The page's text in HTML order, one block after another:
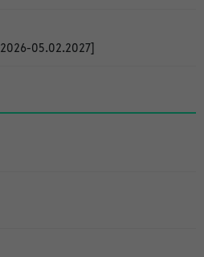
05.02.2027]